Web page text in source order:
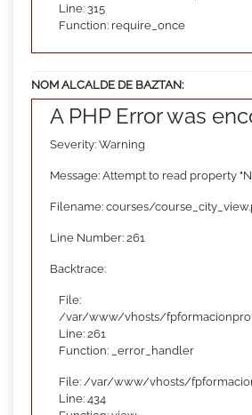
Line: 315
Function: require_once
NOM ALCALDE DE BAZTAN:
A PHP Error was
Severity: Warning
Message: Attempt to read property
Filename: courses/
Line Number: 261
Backtrace:
File:
/var/www/vhosts/
Line: 261
Function: _error_handler
File: /var/www/vhosts/
Line: 434